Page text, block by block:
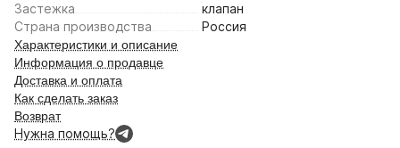
Застежка
клапан
Страна производства
Россия
Характеристики и описание
Информация о продавце
Доставка и оплата
Как сделать заказ
Возврат
Нужна помощь?